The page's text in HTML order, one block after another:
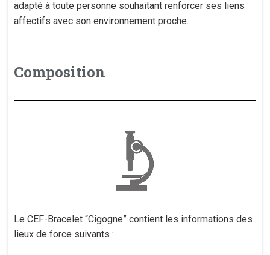
adapté à toute personne souhaitant renforcer ses liens
affectifs avec son environnement proche.
Composition
Le CEF-Bracelet “Cigogne” contient les informations des
lieux de force suivants :